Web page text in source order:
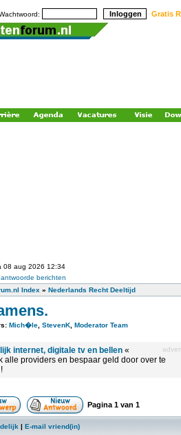
Gratis
08 aug 2026 12:34
berichten
Index » Nederlands Recht Deeltijd
Mich�le StevenK Moderator Team
internet, digitale tv en bellen «
alle providers en bespaar geld door over te
Pagina 1 van 1
| E-mail vriend(in)